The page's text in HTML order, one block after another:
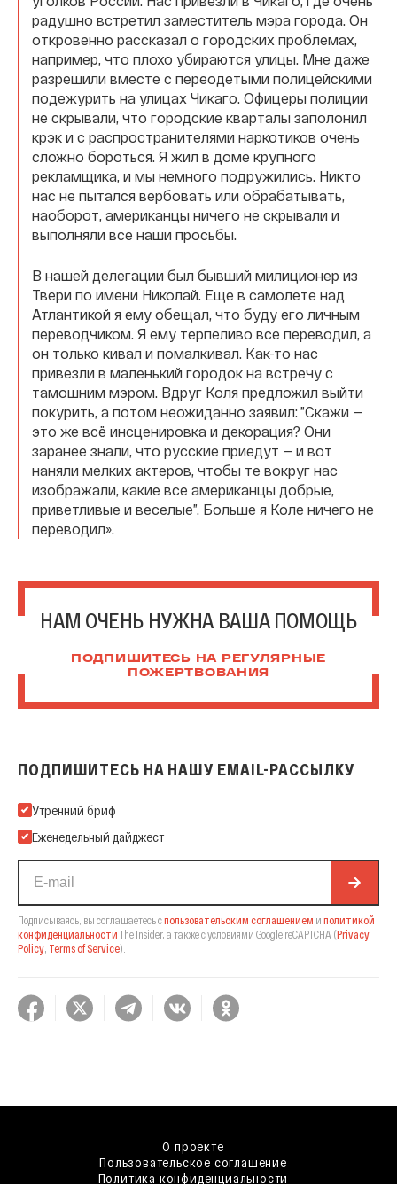
радушно встретил заместитель мэра города. Он
откровенно рассказал о городских проблемах,
например, что плохо убираются улицы. Мне даже
разрешили вместе с переодетыми полицейскими
подежурить на улицах Чикаго. Офицеры полиции
не скрывали, что городские кварталы заполонил
крэк и с распространителями наркотиков очень
сложно бороться. Я жил в доме крупного
рекламщика, и мы немного подружились. Никто
нас не пытался вербовать или обрабатывать,
наоборот, американцы ничего не скрывали и
выполняли все наши просьбы.
В нашей делегации был бывший милиционер из
Твери по имени Николай. Еще в самолете над
Атлантикой я ему обещал, что буду его личным
переводчиком. Я ему терпеливо все переводил, а
он только кивал и помалкивал. Как-то нас
привезли в маленький городок на встречу с
тамошним мэром. Вдруг Коля предложил выйти
покурить, а потом неожиданно заявил: ”Скажи —
это же всё инсценировка и декорация? Они
заранее знали, что русские приедут — и вот
наняли мелких актеров, чтобы те вокруг нас
изображали, какие все американцы добрые,
приветливые и веселые”. Больше я Коле ничего не
переводил».
НАМ ОЧЕНЬ НУЖНА ВАША ПОМОЩЬ
ПОДПИШИТЕСЬ НА РЕГУЛЯРНЫЕ
ПОЖЕРТВОВАНИЯ
ПОДПИШИТЕСЬ НА НАШУ EMAIL-РАССЫЛКУ
Подпишитесь на нашу Email-рассылку
Утренний бриф
Еженедельный дайджест
Подписываясь, вы соглашаетесь спользовательским соглашением и политикой
конфиденциальности The Insider, а также с условиями Google reCAPTCHA (Privacy
Policy, Terms of Service).
О проекте
Пользовательское соглашение
Политика конфиденциальности